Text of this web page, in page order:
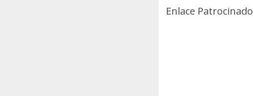
Enlace Patrocinado